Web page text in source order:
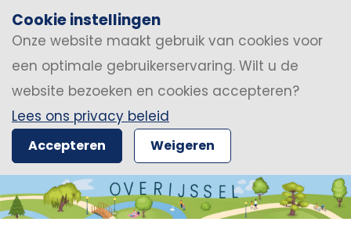
Cookie instellingen
Onze website maakt gebruik van cookies voor
een optimale gebruikerservaring. Wilt u de
website bezoeken en cookies accepteren?
Lees ons privacy beleid
Accepteren Weigeren